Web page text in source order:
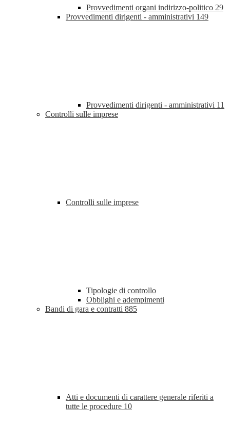
Provvedimenti organi indirizzo-politico 29
Provvedimenti dirigenti - amministrativi 149
Provvedimenti dirigenti - amministrativi 11
Controlli sulle imprese
Controlli sulle imprese
Tipologie di controllo
Obblighi e adempimenti
Bandi di gara e contratti 885
Atti e documenti di carattere generale riferiti a
tutte le procedure 10